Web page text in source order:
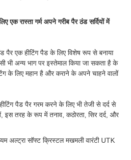
रास्ता गर्म अपने गरीब पैर ठंड सर्दियों में
पैर एक हीटिंग पैड के लिए विशेष रूप से बनाया
भी अन्य भाग पर इस्तेमाल किया जा सकता है के
के लिए महान है और कराने के अपने चाहने वालों
हीटिंग पैड पैर गरम करने के लिए भी तेजी से दर्द से
इस तरह के रूप में तनाव, कठोरता, सिर दर्द, और